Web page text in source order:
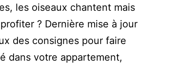
les oiseaux chantent mais
? Dernière mise à jour
des consignes pour faire
dans votre appartement,